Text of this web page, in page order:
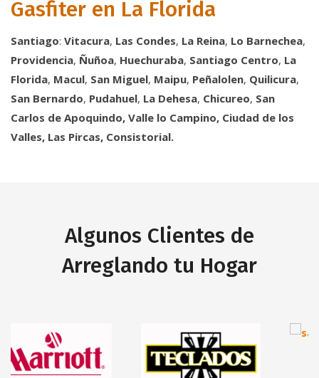
Gasfiter en La Florida
Santiago: Vitacura, Las Condes, La Reina, Lo Barnechea,
Providencia, Ñuñoa, Huechuraba, Santiago Centro, La
Florida, Macul, San Miguel, Maipu, Peñalolen, Quilicura,
San Bernardo, Pudahuel, La Dehesa, Chicureo, San
Carlos de Apoquindo, Valle lo Campino, Ciudad de los
Valles, Las Pircas, Consistorial.
Algunos Clientes de
Arreglando tu Hogar